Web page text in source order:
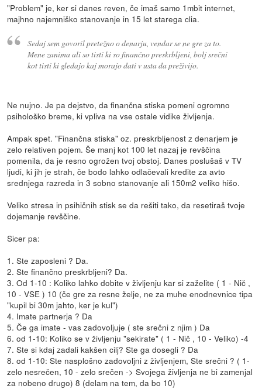
"Problem" je, ker si danes reven, če imaš samo 1mbit internet,
majhno najemniško stanovanje in 15 let starega clia.
Sedaj sem govoril pretežno o denarju, vendar se ne gre za to.
Mene zanima ali so tisti ki so finančno preskrbljeni, bolj srečni
kot tisti ki gledajo kaj morajo dati v usta da preživijo.
Ne nujno. Je pa dejstvo, da finančna stiska pomeni ogromno
psihološko breme, ki vpliva na vse ostale vidike življenja.
Ampak spet. "Finančna stiska" oz. preskrbljenost z denarjem je
zelo relativen pojem. Še manj kot 100 let nazaj je revščina
pomenila, da je resno ogrožen tvoj obstoj. Danes poslušaš v TV
ljudi, ki jih je strah, če bodo lahko odlačevali kredite za avto
srednjega razreda in 3 sobno stanovanje ali 150m2 veliko hišo.
Veliko stresa in psihičnih stisk se da rešiti tako, da resetiraš tvoje
dojemanje revščine.
Sicer pa:
1. Ste zaposleni ? Da.
2. Ste finančno preskrbljeni? Da.
3. Od 1-10 : Koliko lahko dobite v življenju kar si zaželite ( 1 - Nič ,
10 - VSE ) 10 (če gre za resne želje, ne za muhe enodnevnice tipa
"kupil bi 30m jahto, ker je kul")
4. Imate partnerja ? Da
5. Če ga imate - vas zadovoljuje ( ste srečni z njim ) Da
6. od 1-10: Koliko se v življenju "sekirate" ( 1 - Nič , 10 - Veliko) -4
7. Ste si kdaj zadali kakšen cilj? Ste ga dosegli ? Da
8. od 1-10: Ste nasplošno zadovoljni z življenjem, Ste srečni ? ( 1-
zelo nesrečen, 10 - zelo srečen -> Svojega življenja ne bi zamenjal
za nobeno drugo) 8 (delam na tem, da bo 10)